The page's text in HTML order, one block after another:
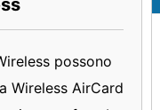
possono
Wireless AirCard